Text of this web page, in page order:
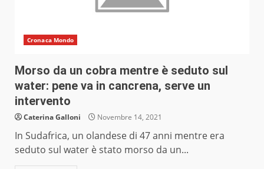
Cronaca Mondo
Morso da un cobra mentre è seduto sul
water: pene va in cancrena, serve un
intervento
Caterina Galloni Novembre 14, 2021
In Sudafrica, un olandese di 47 anni mentre era
seduto sul water è stato morso da un...